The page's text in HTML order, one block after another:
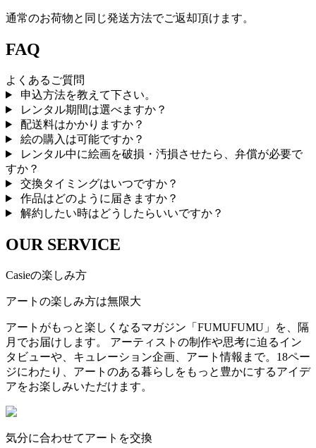
通常のお荷物と同じ発送方法でご返却頂けます。
FAQ
よくあるご質問
申込方法を教えて下さい。
レンタル期間は選べますか？
配送料はかかりますか？
絵の購入は可能ですか？
レンタル中に絵画を破損・汚損させたら、弁償が必要で
すか？
交換タイミングはいつですか？
作品はどのように届きますか？
解約したい時はどうしたらいいですか？
OUR SERVICE
Casieの楽しみ方
アートの楽しみ方は無限大
アートがもっと楽しくなるマガジン「FUMUFUMU」を、隔
月でお届けします。 アーティストの制作や思考に迫るイン
タビューや、キュレーション企画、アート情報まで。18ペー
ジにわたり、アートのある暮らしをもっと豊かにするアイデ
アをお楽しみいただけます。
気分に合わせてアートを交換